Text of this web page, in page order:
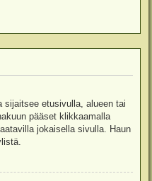
sijaitsee etusivulla, alueen tai
pääset klikkaamalla
jokaisella sivulla. Haun